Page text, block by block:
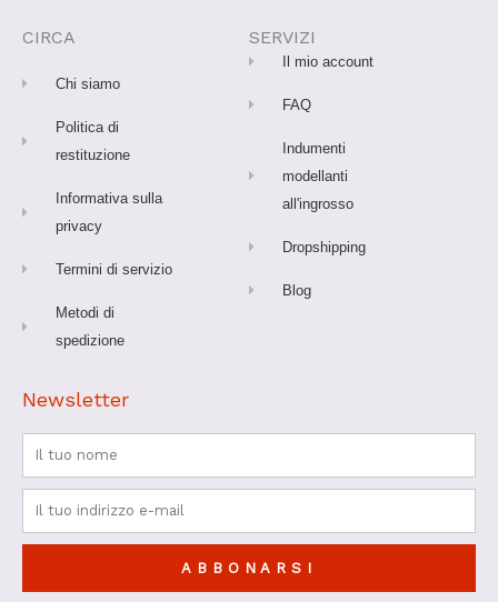
o
k
e
s
t
CIRCA
Chi siamo
Politica di
restituzione
Informativa sulla
privacy
Termini di servizio
Metodi di
spedizione
SERVIZI
Il mio account
FAQ
Indumenti
modellanti
all'ingrosso
Dropshipping
Blog
Newsletter
Nome
Email
ABBONARSI